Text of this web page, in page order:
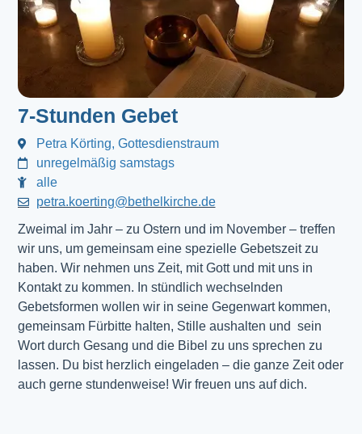
7-Stunden Gebet
Petra Körting, Gottesdienstraum
unregelmäßig samstags
alle
petra.koerting@bethelkirche.de
Zweimal im Jahr – zu Ostern und im November – treffen
wir uns, um gemeinsam eine spezielle Gebetszeit zu
haben. Wir nehmen uns Zeit, mit Gott und mit uns in
Kontakt zu kommen. In stündlich wechselnden
Gebetsformen wollen wir in seine Gegenwart kommen,
gemeinsam Fürbitte halten, Stille aushalten und sein
Wort durch Gesang und die Bibel zu uns sprechen zu
lassen. Du bist herzlich eingeladen – die ganze Zeit oder
auch gerne stundenweise! Wir freuen uns auf dich.